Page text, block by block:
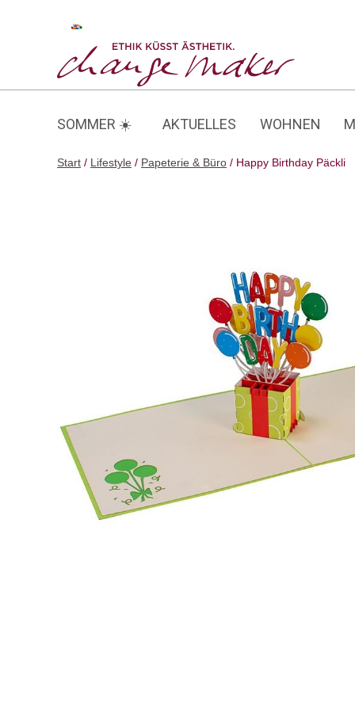
SOMMER ☀️ AKTUELLES WOHNEN
Start / Lifestyle / Papeterie & Büro / Happy Birthday Päckli